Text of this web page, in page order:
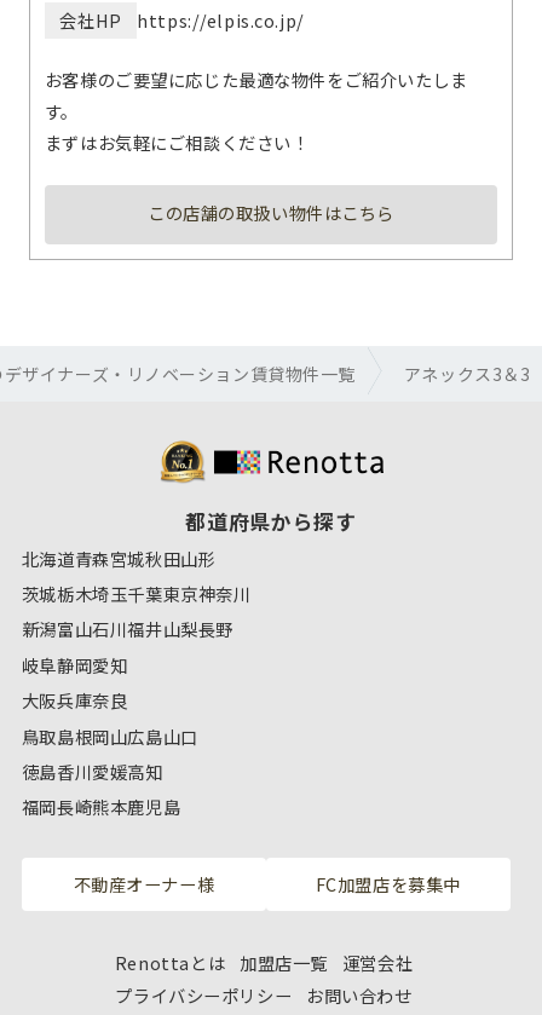
会社HP
https://elpis.co.jp/
お客様のご要望に応じた最適な物件をご紹介いたしま
す。
まずはお気軽にご相談ください！
この店舗の取扱い物件はこちら
ザイナーズ・リノベーション賃貸物件一覧 アネックス3＆3
都道府県から探す
北海道青森宮城秋田山形
茨城栃木埼玉千葉東京神奈川
新潟富山石川福井山梨長野
岐阜静岡愛知
大阪兵庫奈良
鳥取島根岡山広島山口
徳島香川愛媛高知
福岡長崎熊本鹿児島
不動産オーナー様 FC加盟店を募集中
Renottaとは 加盟店一覧
運営会社
プライバシーポリシー
お問い合わせ